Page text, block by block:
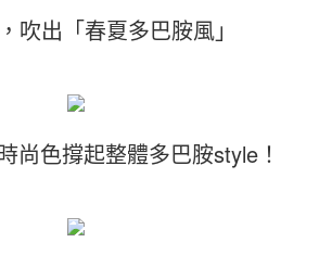
吹出「春夏多巴胺風」
尚色撐起整體多巴胺style！